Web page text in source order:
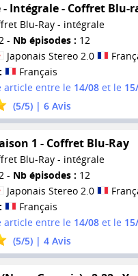
- Intégrale - Coffret Blu-
Blu-Ray - intégrale
- Nb épisodes : 12
Japonais Stereo 2.0
Français
article entre le 14/08et le
(5/5) | 6Avis
1 - Coffret Blu-Ray
Blu-Ray - intégrale
- Nb épisodes : 12
Japonais Stereo 2.0
Français
article entre le 14/08et le
(5/5) | 4Avis